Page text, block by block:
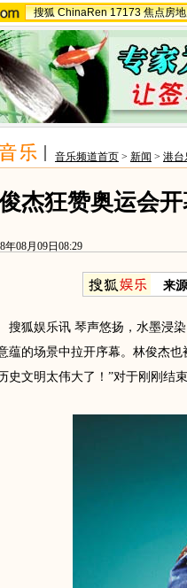
搜狐 ChinaRen 17173 焦点房
音乐频道首页 > 新闻 > 港台
杰狂赞奥运会
年08月09日08:29
来
狐娱乐讯 琴声悠扬，水墨浸染
蕴的场景中拉开序幕。林俊杰
史文明太伟大了！”对于刚刚结